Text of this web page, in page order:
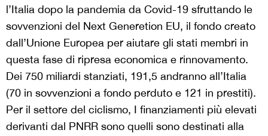
l’Italia dopo la pandemia da Covid-19 sfruttando le
sovvenzioni del Next Generetion EU, il fondo creato
dall’Unione Europea per aiutare gli stati membri in
questa fase di ripresa economica e rinnovamento.
Dei 750 miliardi stanziati, 191,5 andranno all’Italia
(70 in sovvenzioni a fondo perduto e 121 in prestiti).
Per il settore del ciclismo, I finanziamenti più elevati
derivanti dal PNRR sono quelli sono destinati alla